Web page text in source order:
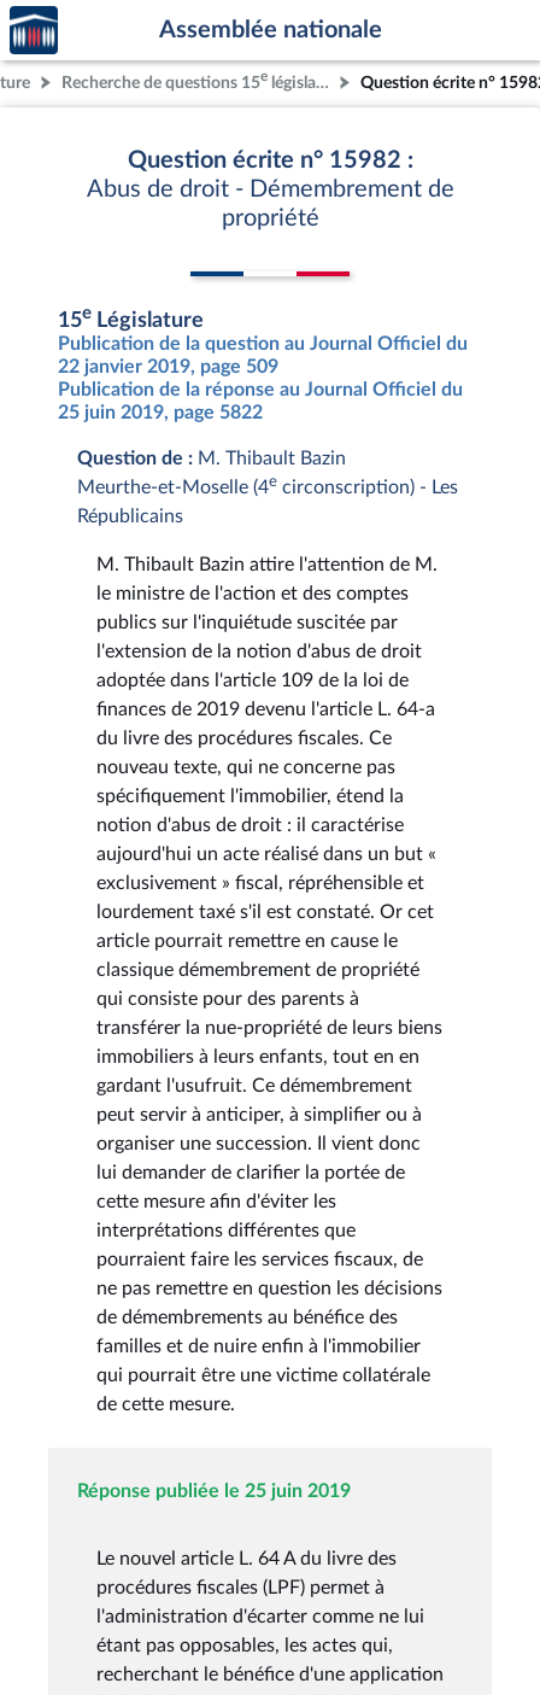
Aller au contenu
Aller en bas de la page
Accèder
à la
page
d'accueil
Assemblée nationale
Recherche de questions 15e législature Question écrite n°
Question écrite n° 15982 :
Abus de droit - Démembrement de
propriété
15e Législature
Publication de la question au Journal Officiel du
22 janvier 2019, page 509
Publication de la réponse au Journal Officiel du
25 juin 2019, page 5822
Question de : M. Thibault Bazin
Meurthe-et-Moselle (4e circonscription) - Les
Républicains
M. Thibault Bazin attire l'attention de M.
le ministre de l'action et des comptes
publics sur l'inquiétude suscitée par
l'extension de la notion d'abus de droit
adoptée dans l'article 109 de la loi de
finances de 2019 devenu l'article L. 64-a
du livre des procédures fiscales. Ce
nouveau texte, qui ne concerne pas
spécifiquement l'immobilier, étend la
notion d'abus de droit : il caractérise
aujourd'hui un acte réalisé dans un but «
exclusivement » fiscal, répréhensible et
lourdement taxé s'il est constaté. Or cet
article pourrait remettre en cause le
classique démembrement de propriété
qui consiste pour des parents à
transférer la nue-propriété de leurs biens
immobiliers à leurs enfants, tout en en
gardant l'usufruit. Ce démembrement
peut servir à anticiper, à simplifier ou à
organiser une succession. Il vient donc
lui demander de clarifier la portée de
cette mesure afin d'éviter les
interprétations différentes que
pourraient faire les services fiscaux, de
ne pas remettre en question les décisions
de démembrements au bénéfice des
familles et de nuire enfin à l'immobilier
qui pourrait être une victime collatérale
de cette mesure.
Réponse publiée le 25 juin 2019
Le nouvel article L. 64 A du livre des
procédures fiscales (LPF) permet à
l'administration d'écarter comme ne lui
étant pas opposables, les actes qui,
recherchant le bénéfice d'une application